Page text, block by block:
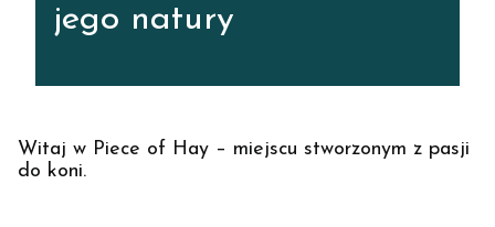
jego natury
Witaj w Piece of Hay – miejscu stworzonym z pasji
do koni.